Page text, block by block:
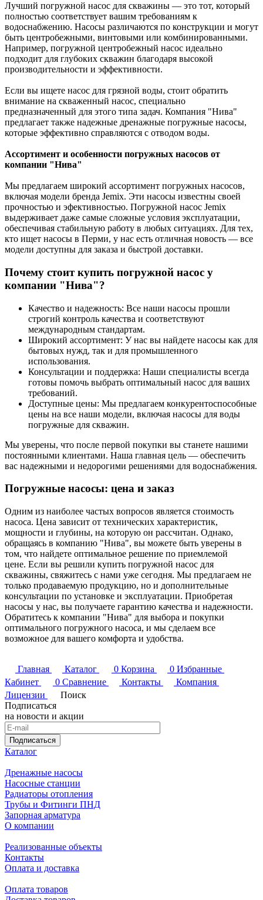
Лучший погружной насос для скважины — это тот, который
полностью соответствует вашим требованиям к
водоснабжению. Насосы различаются по конструкции и могут
быть центробежными, винтовыми или комбинированными.
Например, погружной центробежный насос идеально
подходит для глубоких скважин благодаря высокой
производительности и эффективности.
Если вы ищете насос для грязной воды, стоит обратить
внимание на скваженный насос, специально
предназначенный для этого типа задач. Компания "Нива"
предлагает также надежные дренажные погружные насосы,
которые эффективно справляются с отводом воды.
Ассортимент и особенности погружных насосов от
компании "Нива"
Мы предлагаем широкий ассортимент погружных насосов,
включая модели бренда Jemix. Эти насосы известны своей
прочностью и эфективностью. Погружной насос Jemix
выдерживает даже самые сложные условия эксплуатации,
обеспечивая стабильную работу в любых ситуациях. Для тех,
кто ищет насосы в Перми, у нас есть отличная новость — все
модели доступны для заказа и быстрой доставки.
Почему стоит купить погружной насос у
компании "Нива"?
Качество и надежность: Все наши насосы прошли
строгий контроль качества и соответствуют
международным стандартам.
Широкий ассортимент: У нас вы найдете насосы как для
бытовых нужд, так и для промышленного
использования.
Консультации и поддержка: Наши специалисты всегда
готовы помочь выбрать оптимальный насос для ваших
требований.
Доступные цены: Мы предлагаем конкурентоспособные
цены на все наши модели, включая насосы для воды
погружные для скважин.
Мы уверены, что после первой покупки вы станете нашими
постоянными клиентами. Наша главная цель — обеспечить
вас надежными и недорогими решениями для водоснабжения.
Погружные насосы: цена и заказ
Одним из наиболее частых вопросов является стоимость
насоса. Цена зависит от технических характеристик,
мощности и глубины, на которую он рассчитан. Однако,
обращаясь в компанию "Нива", вы можете быть уверены в
том, что найдете оптимальное решение по приемлемой
цене. Если вы решили купить погружной насос для
скважины, свяжитесь с нами уже сегодня. Мы предлагаем не
только продаваемую продукцию, но и дополнительные
консультации по установке и эксплуатации. Приобретая
насосы у нас, вы получаете гарантию качества и надежности.
Обратитесь к компании "Нива" для выбора и покупки
оптимального погружного насоса, и мы сделаем все
возможное для вашего комфорта и удобства.
Главная Каталог 0 Корзина 0 Избранные
Кабинет
0 Сравнение Контакты
Компания
Лицензии
Поиск
Подписаться
на новости и акции
Подписаться
Каталог
Дренажные насосы
Насосные станции
Радиаторы отопления
Трубы и Фитинги ПНД
Запорная арматура
О компании
Реализованные объекты
Контакты
Оплата и доставка
Оплата товаров